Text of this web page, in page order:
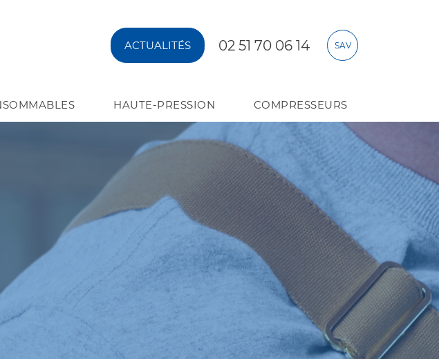
ACTUALITÉS 02 51 70 06 14 SAV
HAUTE-PRESSION COMPRESSEURS